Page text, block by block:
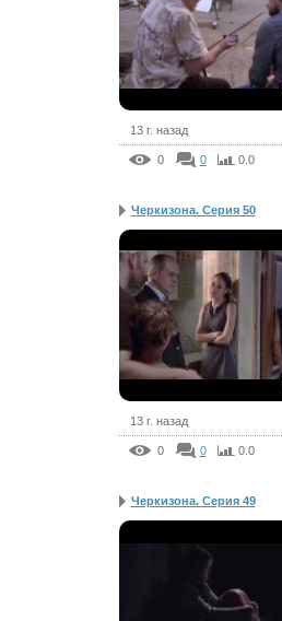
13 г. назад
0 0 0.0
Черкизона. Серия 50
13 г. назад
0 0 0.0
Черкизона. Серия 49